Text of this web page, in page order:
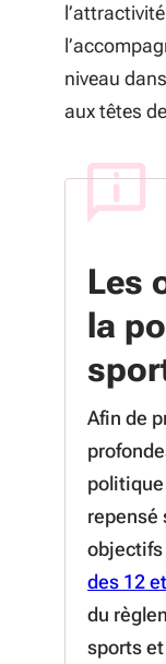
niveau
aux têtes
Les
la
Afin de
repensé
objectifs
des 12
du
sports